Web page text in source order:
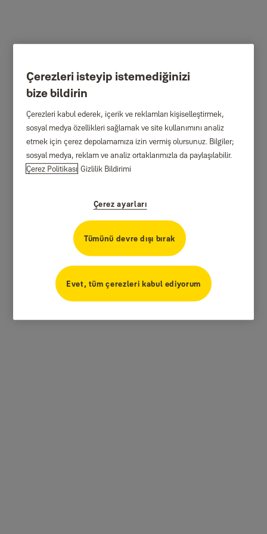
Çerezleri isteyip istemediğinizi
bize bildirin
Çerezleri kabul ederek, içerik ve reklamları kişiselleştirmek,
sosyal medya özellikleri sağlamak ve site kullanımını analiz
etmek için çerez depolamamıza izin vermiş olursunuz. Bilgiler;
sosyal medya, reklam ve analiz ortaklarımızla da paylaşılabilir.
Çerez Politikası Gizlilik Bildirimi
Çerez ayarları
Tümünü devre dışı bırak
Evet, tüm çerezleri kabul ediyorum